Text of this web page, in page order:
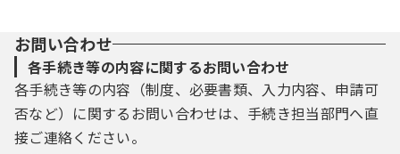
す。
(1) 本システムは、利用者が登録したメールア
ドレスへＵＲＬを送信します。利用者は、メ
ールに記載されているＵＲＬにアクセスする
ことで、本登録を行います。
(2) 利用者登録を行う際は、利用者ＩＤ、パス
お問い合わせ
各手続き等の内容に関するお問い合わせ
各手続き等の内容（制度、必要書類、入力内容、申請可
否など）に関するお問い合わせは、手続き担当部門へ直
接ご連絡ください。